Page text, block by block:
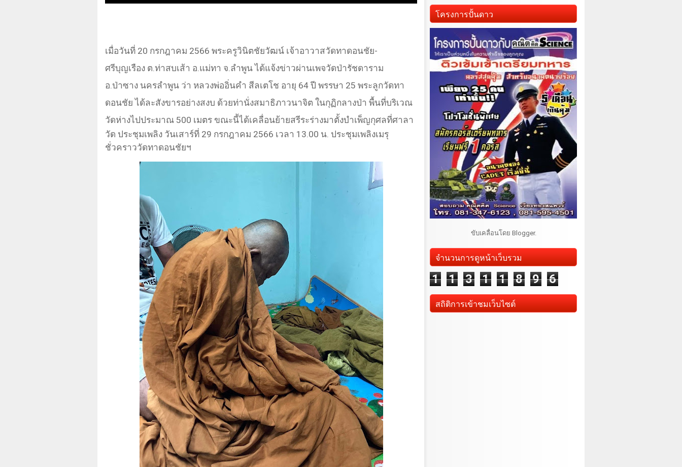
เมื่อวันที่ 20 กรกฎาคม 2566 พระครูวินิตชัยวัฒน์ เจ้าอาวาสวัดทาดอนชัย-
ศรีบุญเรือง ต.ท่าสบเส้า อ.แม่ทา จ.ลำพูน ได้แจ้งข่าวผ่านเพจวัดป่ารัชดาราม
อ.ป่าซาง นครลำพูน ว่า หลวงพ่ออิ่นคำ สีลเตโช อายุ 64ปี พรรษา 25 พระลูกวัดทา
ดอนชัย ได้ละสังขารอย่างสงบ ด้วยท่านั่งสมาธิภาวนาจิต ในกุฏิกลางป่า พื้นที่บริเวณ
วัดห่างไปประมาณ 500 เมตร ขณะนี้ได้เคลื่อนย้ายสรีระร่างมาตั้งบำเพ็ญกุศลที่ศาลา
วัด ประชุมเพลิง วันเสาร์ที่ 29 กรกฎาคม 2566 เวลา 13.00 น. ประชุมเพลิงเมรุ
ชั่วคราววัดทาดอนชัยฯ
โครงการปั้นดาว
ขับเคลื่อนโดย Blogger.
จำนวนการดูหน้าเว็บรวม
1 1 3 1 1 8 9 6
สถิติการเข้าชมเว็บไซต์